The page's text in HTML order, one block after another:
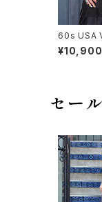
60s USA
ER
¥10,900
セー